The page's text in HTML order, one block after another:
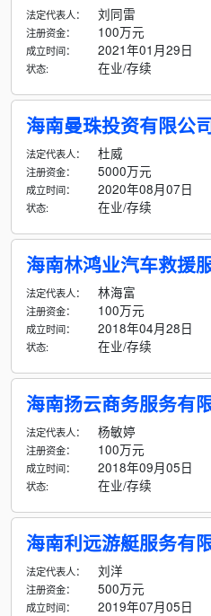
法定代表人： 刘同雷
注册资金： 100万元
成立时间： 2021年01月29日
状态: 在业/存续
海南曼珠投资有限公
法定代表人： 杜威
注册资金： 5000万元
成立时间： 2020年08月07日
状态: 在业/存续
海南林鸿业汽车救援
法定代表人： 林海富
注册资金： 100万元
成立时间： 2018年04月28日
状态: 在业/存续
海南扬云商务服务有
法定代表人： 杨敏婷
注册资金： 100万元
成立时间： 2018年09月05日
状态: 在业/存续
海南利远游艇服务有
法定代表人： 刘洋
注册资金： 500万元
成立时间：
2019年07月05日